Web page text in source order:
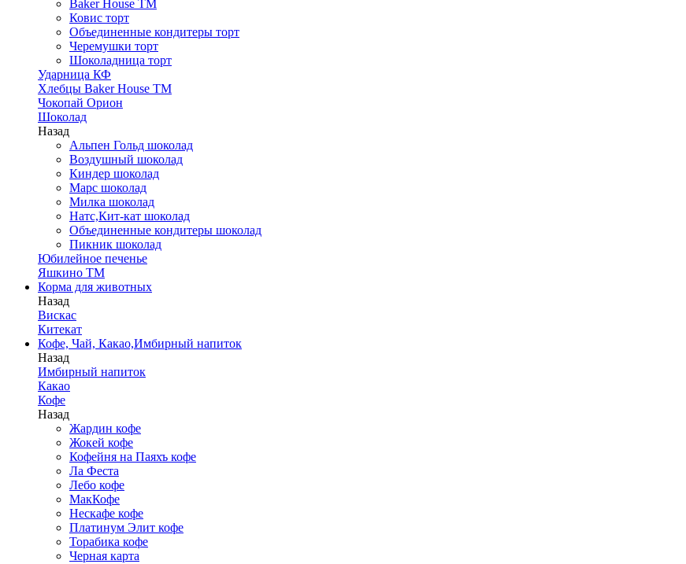
Baker House ТМ
Ковис торт
Объединенные кондитеры торт
Черемушки торт
Шоколадница торт
Ударница КФ
Хлебцы Baker House ТМ
Чокопай Орион
Шоколад
Назад
Альпен Гольд шоколад
Воздушный шоколад
Киндер шоколад
Марс шоколад
Милка шоколад
Натс,Кит-кат шоколад
Объединенные кондитеры шоколад
Пикник шоколад
Юбилейное печенье
Яшкино ТМ
Корма для животных
Назад
Вискас
Китекат
Кофе, Чай, Какао,Имбирный напиток
Назад
Имбирный напиток
Какао
Кофе
Назад
Жардин кофе
Жокей кофе
Кофейня на Паяхъ кофе
Ла Феста
Лебо кофе
МакКофе
Нескафе кофе
Платинум Элит кофе
Торабика кофе
Черная карта